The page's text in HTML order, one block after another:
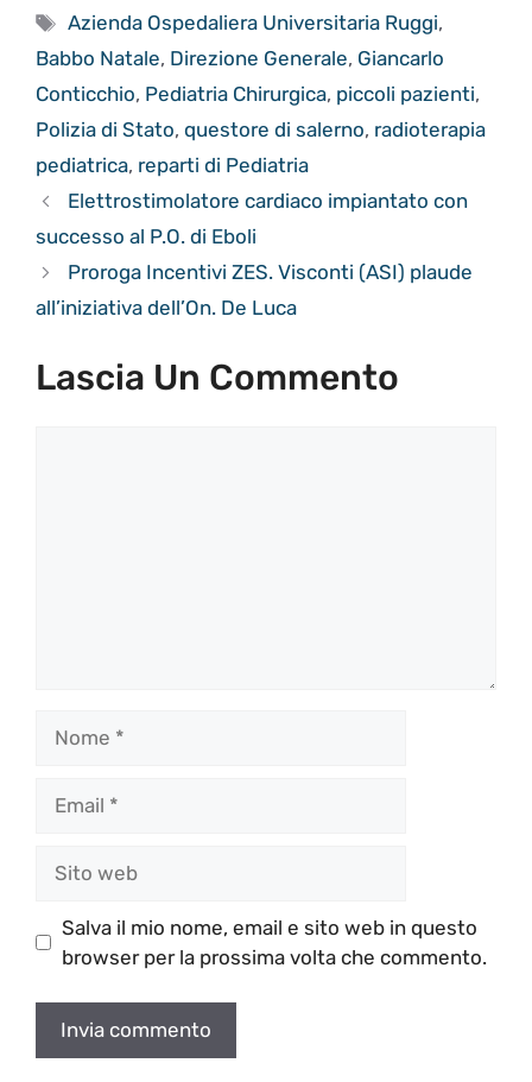
Tag
Azienda Ospedaliera Universitaria Ruggi,
Babbo Natale, Direzione Generale, Giancarlo
Conticchio, Pediatria Chirurgica, piccoli pazienti,
Polizia di Stato, questore di salerno, radioterapia
pediatrica, reparti di Pediatria
Elettrostimolatore cardiaco impiantato con
successo al P.O. di Eboli
Proroga Incentivi ZES. Visconti (ASI) plaude
all’iniziativa dell’On. De Luca
Lascia Un Commento
web
Salva il mio nome, email e sito web in questo
browser per la prossima volta che commento.